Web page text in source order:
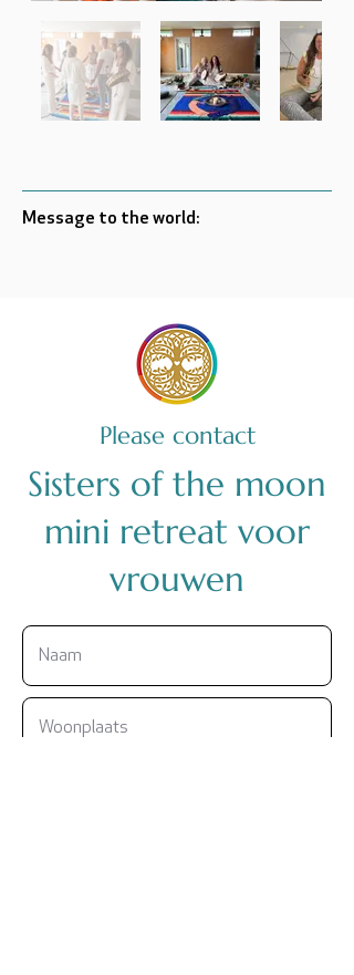
Message to the world:
Please contact
Sisters of the moon
mini retreat voor
vrouwen